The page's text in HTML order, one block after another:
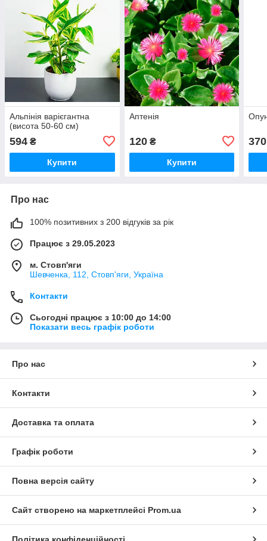
Альпінія варієгантна
(висота 50-60 см)
594 ₴
Купити
Аптенія
120₴
Купити
370
Про нас
100% позитивних з 200 відгуків за рік
Працює з 29.05.2023
м. Стовп'яги
Шевченка, 112, Стовп'яги, Україна
Контакти
Сьогодні працює з 10:00 до 14:00
Показати весь графік роботи
Про нас
Контакти
Доставка та оплата
Графік роботи
Повна версія сайту
Сайт створено на маркетплейсі Prom.ua